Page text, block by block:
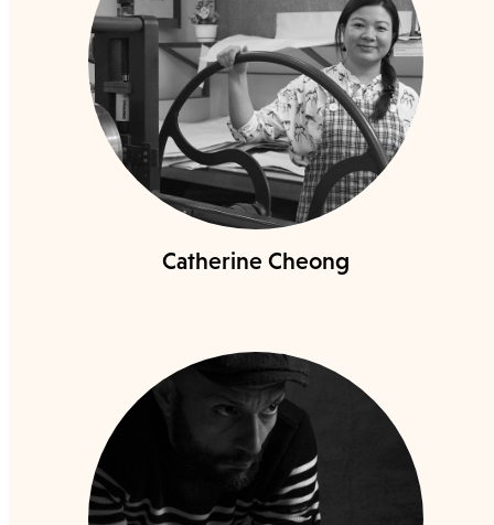
Catherine Cheong